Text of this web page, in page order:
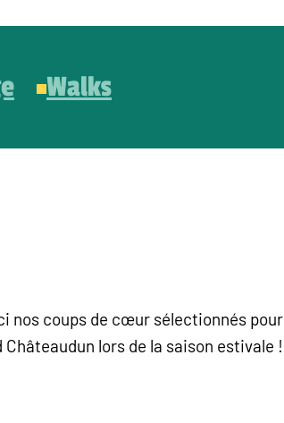
Walks
nos coups de cœur sélectionnés pour
lors de la saison estivale !